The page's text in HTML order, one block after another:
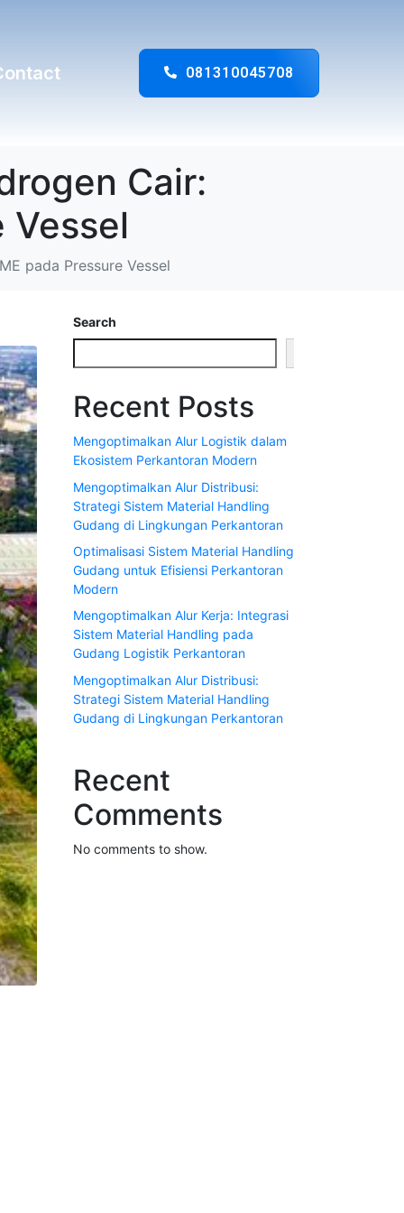
081310045708
Cair:
Vessel
pada Pressure Vessel
Search
Recent Posts
Mengoptimalkan Alur Logistik dalam
Ekosistem Perkantoran Modern
Mengoptimalkan Alur Distribusi:
Strategi Sistem Material Handling
Gudang di Lingkungan Perkantoran
Optimalisasi Sistem Material Handling
Gudang untuk Efisiensi Perkantoran
Modern
Mengoptimalkan Alur Kerja: Integrasi
Sistem Material Handling pada
Gudang Logistik Perkantoran
Mengoptimalkan Alur Distribusi:
Strategi Sistem Material Handling
Gudang di Lingkungan Perkantoran
Recent
Comments
No comments to show.